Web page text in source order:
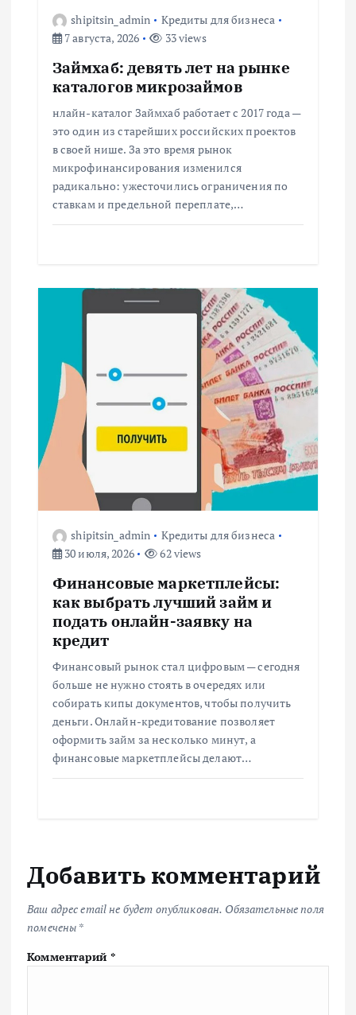
shipitsin_admin
Кредиты для бизнеса
7 августа, 2026
33 views
Займхаб: девять лет на рынке
каталогов микрозаймов
нлайн-каталог Займхаб работает с 2017 года —
это один из старейших российских проектов
в своей нише. За это время рынок
микрофинансирования изменился
радикально: ужесточились ограничения по
ставкам и предельной переплате,…
shipitsin_admin
Кредиты для бизнеса
30 июля, 2026
62 views
Финансовые маркетплейсы:
как выбрать лучший займ и
подать онлайн-заявку на
кредит
Финансовый рынок стал цифровым — сегодня
больше не нужно стоять в очередях или
собирать кипы документов, чтобы получить
деньги. Онлайн-кредитование позволяет
оформить займ за несколько минут, а
финансовые маркетплейсы делают…
Добавить комментарий
Ваш адрес email не будет опубликован. Обязательные поля
помечены *
Комментарий *